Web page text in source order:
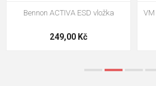
VM Footwear 3009 Vkládací stélka
124,00 Kč